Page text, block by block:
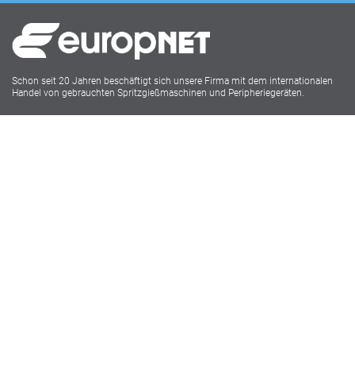
Schon seit 20 Jahren beschäftigt sich unsere Firma mit dem internationalen
Handel von gebrauchten Spritzgießmaschinen und Peripheriegeräten.